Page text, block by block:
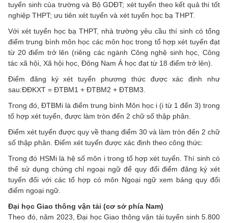
tuyển sinh của trường và Bộ GDĐT; xét tuyển theo kết quả thi tốt
nghiệp THPT; ưu tiên xét tuyển và xét tuyển học bạ THPT.
Với xét tuyển học bạ THPT, nhà trường yêu cầu thí sinh có tổng
điểm trung bình môn học các môn học trong tổ hợp xét tuyển đạt
từ 20 điểm trở lên (riêng các ngành Công nghệ sinh học, Công
tác xã hội, Xã hội học, Đông Nam Á học đạt từ 18 điểm trở lên).
Điểm đăng ký xét tuyển phương thức được xác định như
sau:ĐĐKXT = ĐTBM1 + ĐTBM2 + ĐTBM3.
Trong đó, ĐTBMi là điểm trung bình Môn học i (i từ 1 đến 3) trong
tổ hợp xét tuyển, được làm tròn đến 2 chữ số thập phân.
Điểm xét tuyển được quy về thang điểm 30 và làm tròn đến 2 chữ
số thập phân. Điểm xét tuyển được xác định theo công thức:
Trong đó HSMi là hệ số môn i trong tổ hợp xét tuyển. Thí sinh có
thể sử dụng chứng chỉ ngoại ngữ để quy đổi điểm đăng ký xét
tuyển đối với các tổ hợp có môn Ngoại ngữ xem bảng quy đổi
điểm ngoại ngữ.
Đại học Giao thông vận tải (cơ sở phía Nam)
Theo đó, năm 2023, Đại học Giao thông vận tải tuyển sinh 5.800